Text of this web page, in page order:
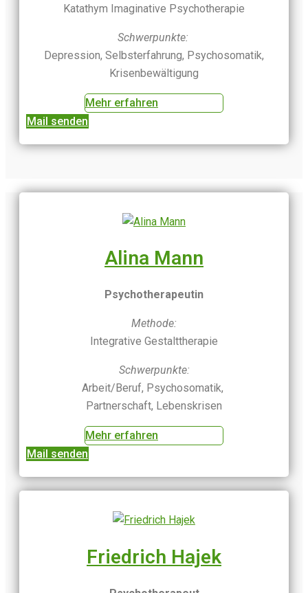
Katathym Imaginative Psychotherapie
Schwerpunkte:
Depression, Selbsterfahrung, Psychosomatik,
Krisenbewältigung
Mehr erfahren
Mail senden
Alina Mann
Psychotherapeutin
Methode:
Integrative Gestalttherapie
Schwerpunkte:
Arbeit/Beruf, Psychosomatik,
Partnerschaft, Lebenskrisen
Mehr erfahren
Mail senden
Friedrich Hajek